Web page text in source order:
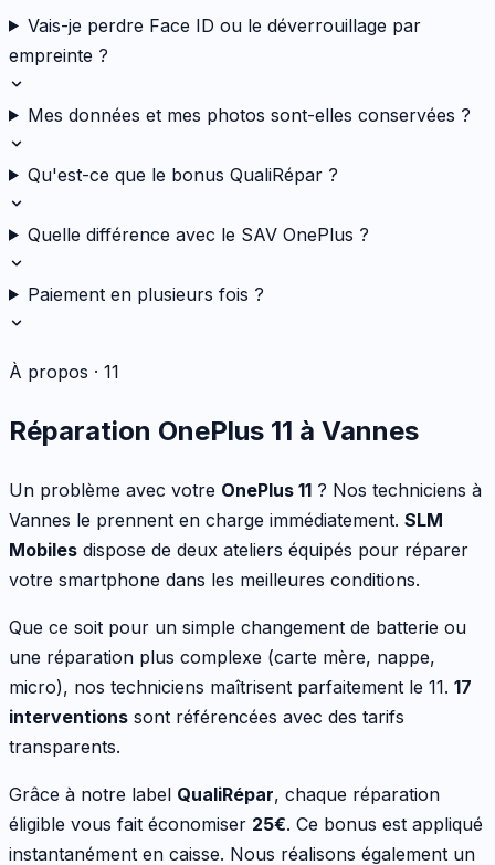
Vais-je perdre Face ID ou le déverrouillage par
empreinte ?
Mes données et mes photos sont-elles conservées ?
Qu'est-ce que le bonus QualiRépar ?
Quelle différence avec le SAV OnePlus ?
Paiement en plusieurs fois ?
À propos · 11
Réparation OnePlus 11 à Vannes
Un problème avec votre OnePlus 11 ? Nos techniciens à
Vannes le prennent en charge immédiatement. SLM
Mobiles dispose de deux ateliers équipés pour réparer
votre smartphone dans les meilleures conditions.
Que ce soit pour un simple changement de batterie ou
une réparation plus complexe (carte mère, nappe,
micro), nos techniciens maîtrisent parfaitement le 11. 17
interventions sont référencées avec des tarifs
transparents.
Grâce à notre label QualiRépar, chaque réparation
éligible vous fait économiser 25€. Ce bonus est appliqué
instantanément en caisse. Nous réalisons également un